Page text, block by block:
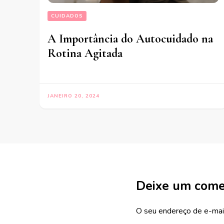
CUIDADOS
A Importância do Autocuidado na
Rotina Agitada
JANEIRO 20, 2024
Deixe um
O seu endereço de e-